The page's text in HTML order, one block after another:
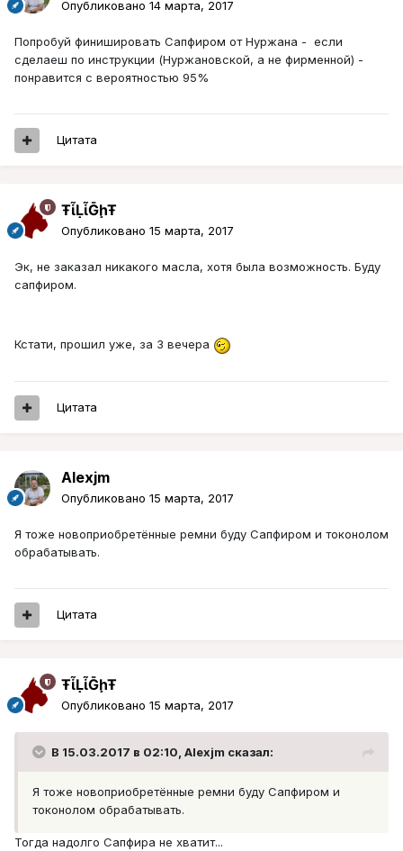
Опубликовано 14 марта, 2017
Попробуй финишировать Сапфиром от Нуржана - если
сделаеш по инструкции (Нуржановской, а не фирменной) -
понравится с вероятностью 95%
Цитата
ŦᾡἷḶἷḠḩŦ
Опубликовано 15 марта, 2017
Эк, не заказал никакого масла, хотя была возможность. Буду
сапфиром.
Кстати, прошил уже, за 3 вечера
Цитата
Alexjm
Опубликовано 15 марта, 2017
Я тоже новоприобретённые ремни буду Сапфиром и токонолом
обрабатывать.
Цитата
ŦᾡἷḶἷḠḩŦ
Опубликовано 15 марта, 2017
В 15.03.2017 в 02:10, Alexjm сказал:
Я тоже новоприобретённые ремни буду Сапфиром и
токонолом обрабатывать.
Тогда надолго Сапфира не хватит...